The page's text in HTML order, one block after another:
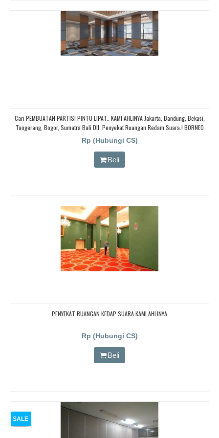
Cari PEMBUATAN PARTISI PINTU LIPAT.. KAMI AHLINYA Jakarta, Bandung, Bekasi,
Tangerang, Bogor, Sumatra Bali Dll. Penyekat Ruangan Redam Suara.! BORNEO
PARTISI PINTU LIPAT, Cari Partisi Geser/PABRIK BORNEO PARTISI PINTU LIPAT,
Rp (Hubungi CS)
Beli
PENYEKAT RUANGAN KEDAP SUARA.KAMI AHLINYA
Rp (Hubungi CS)
Beli
SALE